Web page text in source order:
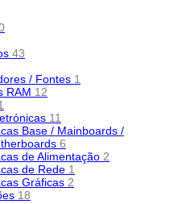
43
/ Fontes 1
RAM 12
11
Base / Mainboards /
6
de Alimentação 2
de Rede 1
Gráficas 2
18